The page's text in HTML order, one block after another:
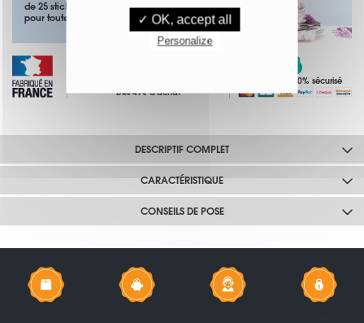
de 25 stickers papillons noirs
pour toute commande
Dès 49€ d'achat
Paiement 100% sécurisé
DESCRIPTIF COMPLET
CARACTÉRISTIQUE
CONSEILS DE POSE
✓ OK, accept all
Personalize